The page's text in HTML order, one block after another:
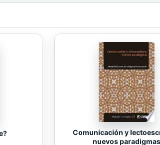
Comunicación y
nuevos paradigmas